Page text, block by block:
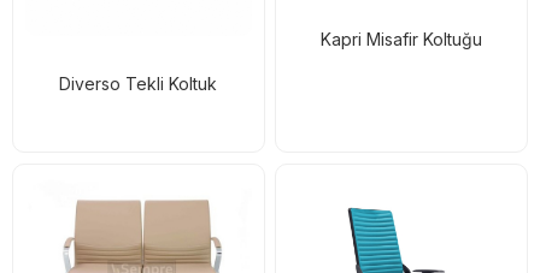
Diverso Tekli Koltuk
Kapri Misafir Koltuğu